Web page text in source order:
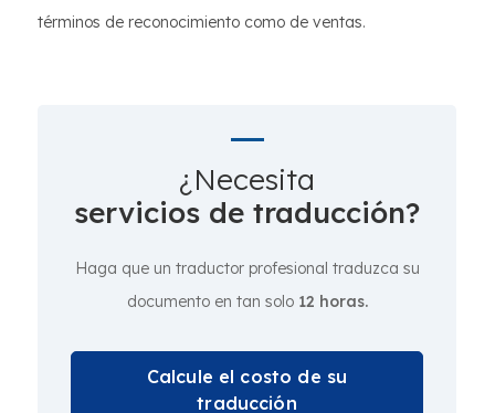
términos de reconocimiento como de ventas.
¿Necesita
servicios de traducción?
Haga que un traductor profesional traduzca su
documento en tan solo 12 horas.
Calcule el costo de su
traducción